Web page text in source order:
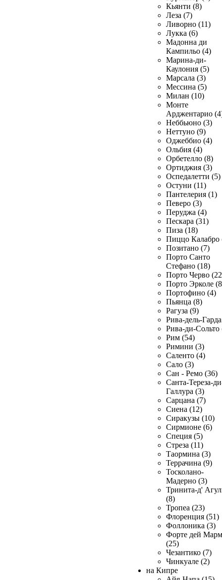
Кьянти (8)
Леза (7)
Ливорно (11)
Лукка (6)
Мадонна ди
Кампильо (4)
Марина-ди-
Каулония (5)
Марсала (3)
Мессина (5)
Милан (10)
Монте
Арджентарио
Неббьюно (3)
Неттуно (9)
Оджеббио (4)
Ольбия (4)
Орбетелло (8)
Ортиджия (3)
Оспедалетти (5)
Остуни (11)
Пантелерия (1)
Певеро (3)
Перуджа (4)
Пескара (31)
Пиза (18)
Пиццо Калабро
Позитано (7)
Порто Санто
Стефано (18)
Порто Черво
Порто Эрколе
Портофино (4)
Пьянца (8)
Рагуза (9)
Рива-дель-
Рива-ди-Сольто
Рим (54)
Римини (3)
Саленто (4)
Сало (3)
Сан - Ремо (36)
Санта-Тереза-
Галлура (3)
Сарцана (7)
Сиена (12)
Сиракузы (10)
Сирмионе (6)
Специя (5)
Стреза (11)
Таормина (3)
Террачина (9)
Тосколано-
Мадерно (3)
Тринита-д'
(8)
Тропеа (23)
Флоренция (51)
Фоллоника (3)
Форте дей
(25)
Чезантико (7)
Чинкуале (2)
на Кипре